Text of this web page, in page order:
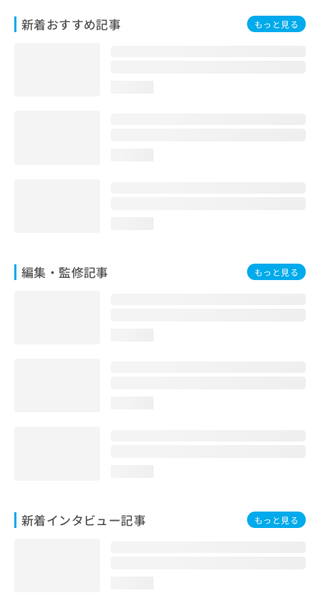
新着おすすめ記事 もっと見る
編集・監修記事 もっと見る
新着インタビュー記事 もっと見る
問